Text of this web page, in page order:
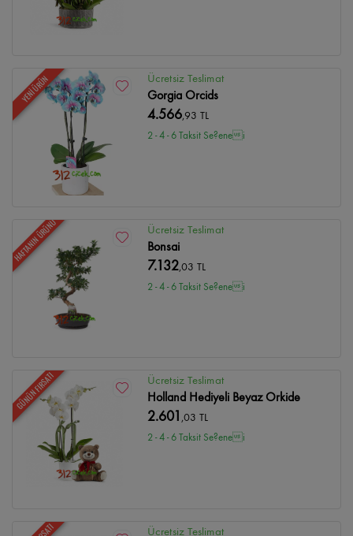
YENİ ÜRÜN Ücretsiz Teslimat
Gorgia Orcids
4.566,93 TL
2 - 4 - 6 Taksit Se?enei
HAFTANIN ÜRÜNÜ Ücretsiz Teslimat
Bonsai
7.132,03 TL
2 - 4 - 6 Taksit Se?enei
GÜNÜN FIRSATI Ücretsiz Teslimat
Holland Hediyeli Beyaz Orkide
2.601 ,03 TL
2 - 4 - 6 Taksit Se?enei
Ücretsiz Teslimat